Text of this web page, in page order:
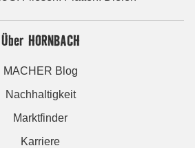
Über HORNBACH
MACHER Blog
Nachhaltigkeit
Marktfinder
Karriere